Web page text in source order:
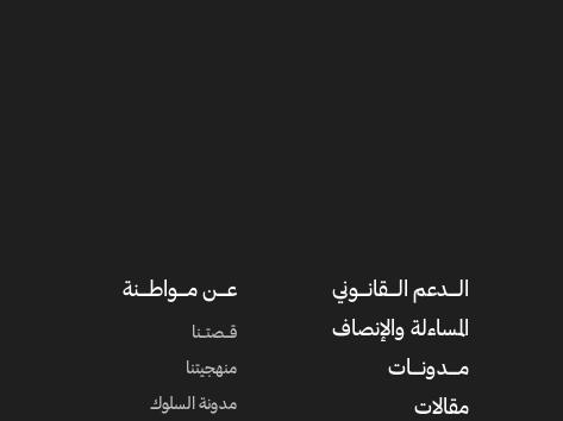
الــــدعم الــــقانــــوني
المساءلة والإنصاف
مــــدونــــات
مقالات
عــــن مــــواطــــنة
قــصتــنا
منهجيتنا
مدونة السلوك